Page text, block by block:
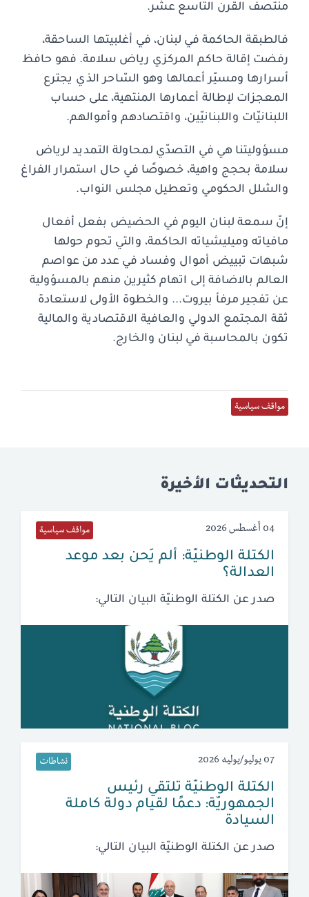
منتصف القرن التاسع عشر.
فالطبقة الحاكمة في لبنان، في أغلبيتها الساحقة،
رفضت إقالة حاكم المركزي رياض سلامة. فهو حافظ
أسرارها ومسيّر أعمالها وهو السّاحر الذي يجترع
المعجزات لإطالة أعمارها المنتهية، على حساب
اللبنانيّات واللبنانيّين، واقتصادهم وأموالهم.
مسؤوليتنا هي في التصدّي لمحاولة التمديد لرياض
سلامة بحجج واهية، خصوصًا في حال استمرار الفراغ
والشلل الحكومي وتعطيل مجلس النواب.
إنّ سمعة لبنان اليوم في الحضيض بفعل أفعال
مافياته وميليشياته الحاكمة، والتي تحوم حولها
شبهات تبييض أموال وفساد في عدد من عواصم
العالم بالاضافة إلى اتهام كثيرين منهم بالمسؤولية
عن تفجير مرفأ بيروت... والخطوة الأولى لاستعادة
ثقة المجتمع الدولي والعافية الاقتصادية والمالية
تكون بالمحاسبة في لبنان والخارج.
مواقف سياسية
التحديثات الأخيرة
04 أغسطس 2026 مواقف سياسية
الكتلة الوطنيّة: ألم يَحن بعد موعد
العدالة؟
صدر عن الكتلة الوطنيّة البيان التالي:
07 يوليو/يوليه 2026 نشاطات
الكتلة الوطنيّة تلتقي رئيس
الجمهوريّة: دعمًا لقيام دولة كاملة
السيادة
صدر عن الكتلة الوطنيّة البيان التالي: